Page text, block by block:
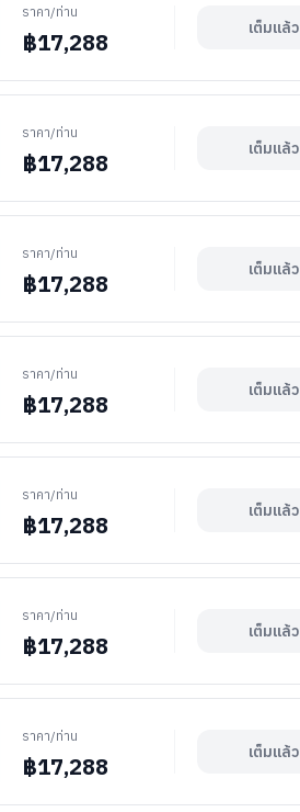
ราคา/ท่าน
฿17,288 เต็มแล้ว
ราคา/ท่าน
฿17,288 เต็มแล้ว
ราคา/ท่าน
฿17,288 เต็มแล้ว
ราคา/ท่าน
฿17,288 เต็มแล้ว
ราคา/ท่าน
฿17,288 เต็มแล้ว
ราคา/ท่าน
฿17,288 เต็มแล้ว
ราคา/ท่าน
฿17,288 เต็มแล้ว